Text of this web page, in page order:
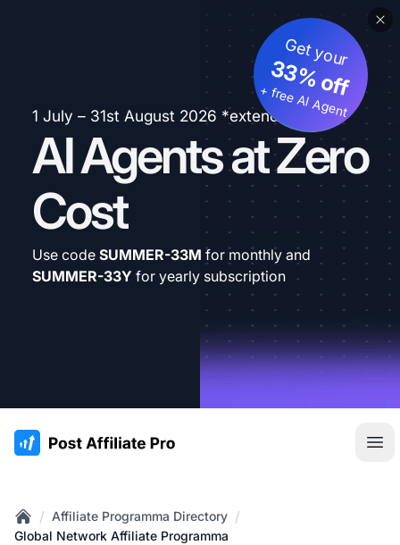
1 July – 31st August 2026 *extended
AI Agents at Zero
Cost
Get your
33% off
+ free AI Agent
Use code SUMMER-33M for monthly and
SUMMER-33Y for yearly subscription
:site.title
Home
/ Affiliate Programma Directory /
Global Network Affiliate Programma